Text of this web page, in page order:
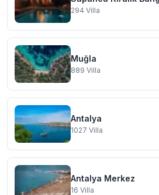
294 Villa
Muğla
889 Villa
Antalya
1027 Villa
Antalya Merkez
16 Villa